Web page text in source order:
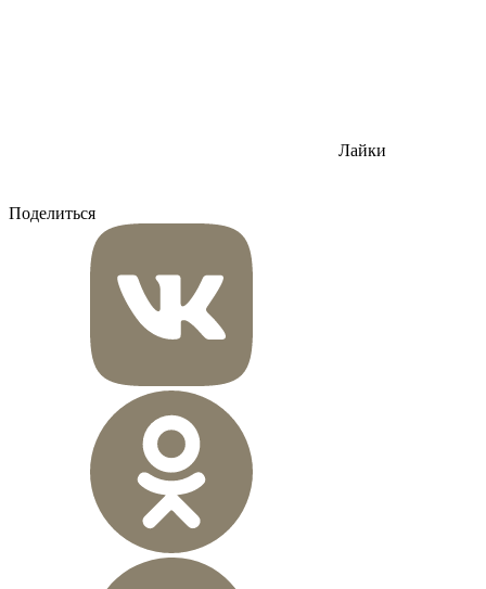
Лайки
Поделиться